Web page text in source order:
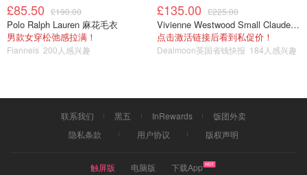
£85.50 £190.00
Polo Ralph Lauren 麻花毛衣
男款女穿松弛感拉满！
Flannels 200人感兴趣
£135.00 £225.00
Vivienne Westwood Small Claude 珍珠项链
点击激活链接后看到私促价！
Dealmoon英国省钱快报 184人感兴趣
联系我们 黑五 InRewards
饭团外卖
隐私条款
用户协议 版权声明
触屏版 电脑版 下载App